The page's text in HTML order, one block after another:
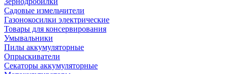
Садовые измельчители
Газонокосилки электрические
Товары для консервирования
Умывальники
Пилы аккумуляторные
Опрыскиватели
Секаторы аккумуляторные